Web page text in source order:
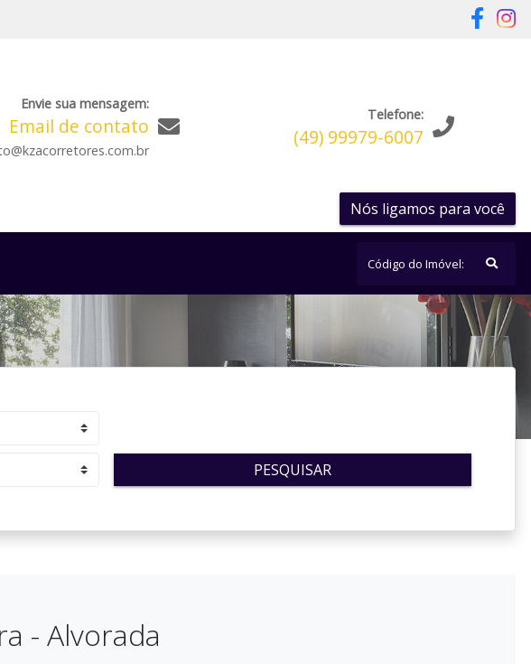
Envie sua mensagem:
Email de contato Telefone:
(49) 99979-6007
Nós ligamos para você
PESQUISAR
- Alvorada